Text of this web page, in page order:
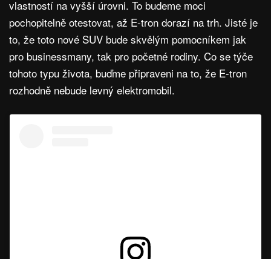
vlastností na vyšší úrovni. To budeme moci
pochopitelně otestovat, až E-tron dorazí na trh. Jisté je
to, že toto nové SUV bude skvělým pomocníkem jak
pro businessmany, tak pro početné rodiny. Co se týče
tohoto typu života, buďme připraveni na to, že E-tron
rozhodně nebude levný elektromobil.